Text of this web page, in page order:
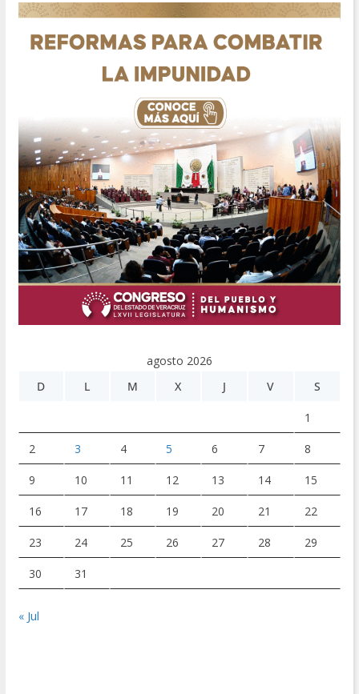
agosto 2026
D
L M X J V S
1
2 3 4 5 6 7 8
9 10 11 12 13 14 15
16 17 18 19 20 21 22
23 24 25 26 27 28 29
30 31
« Jul